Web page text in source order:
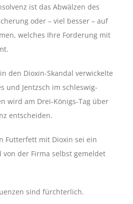
ist das Abwälzen des
oder – viel besser – auf
welches Ihre Forderung mit
den Dioxin-Skandal verwickelte
und Jentzsch im schleswig-
wird am Drei-Königs-Tag über
entscheiden.
Futterfett mit Dioxin sei ein
von der Firma selbst gemeldet
sind fürchterlich.